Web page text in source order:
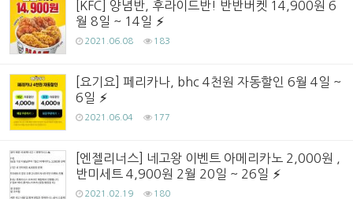
[KFC] 양념반, 후라이드반! 반반버켓 14,900원 6
월 8일 ~ 14일
2021.06.08 183
[요기요] 페리카나, bhc 4천원 자동할인 6월 4일 ~
6일
2021.06.04 177
[엔젤리너스] 네고왕 이벤트 아메리카노 2,000원 ,
반미세트 4,900원 2월 20일 ~ 26일
2021.02.19 180